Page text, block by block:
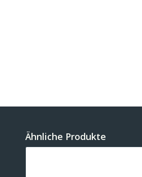
Ähnliche Produkte